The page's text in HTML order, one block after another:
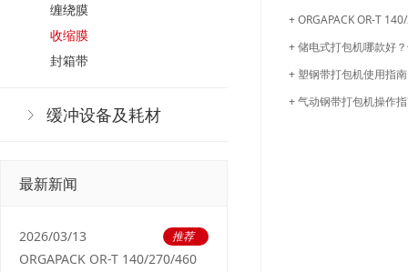
缠绕膜
收缩膜
封箱带
缓冲设备及耗材
最新新闻
推荐
2026/03/13
ORGAPACK OR-T 140/270/460
+ ORGAPACK OR-T
+ 储电式打包机哪款好
+ 塑钢带打包机使用指南
+ 气动钢带打包机操作